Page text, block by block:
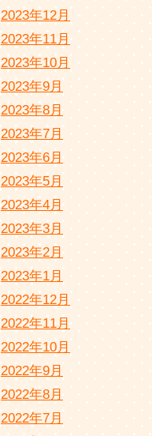
2023年12月
2023年11月
2023年10月
2023年9月
2023年8月
2023年7月
2023年6月
2023年5月
2023年4月
2023年3月
2023年2月
2023年1月
2022年12月
2022年11月
2022年10月
2022年9月
2022年8月
2022年7月